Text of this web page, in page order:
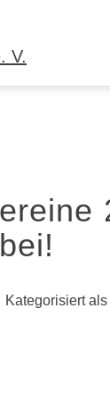
Kategorisiert als